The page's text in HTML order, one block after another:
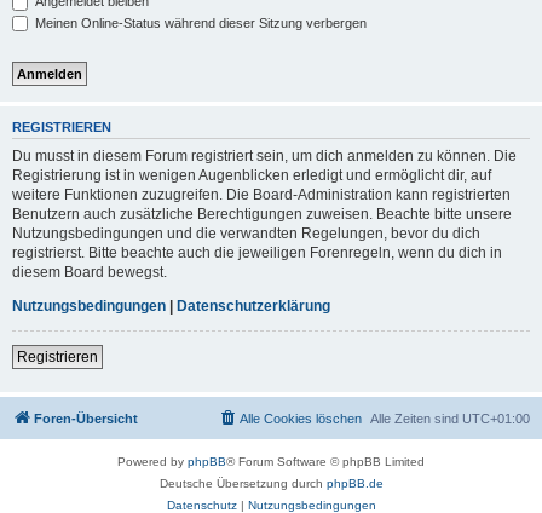
Meinen Online-Status während dieser Sitzung verbergen
REGISTRIEREN
Du musst in diesem Forum registriert sein, um dich anmelden zu können. Die
Registrierung ist in wenigen Augenblicken erledigt und ermöglicht dir, auf
weitere Funktionen zuzugreifen. Die Board-Administration kann registrierten
Benutzern auch zusätzliche Berechtigungen zuweisen. Beachte bitte unsere
Nutzungsbedingungen und die verwandten Regelungen, bevor du dich
registrierst. Bitte beachte auch die jeweiligen Forenregeln, wenn du dich in
diesem Board bewegst.
Nutzungsbedingungen | Datenschutzerklärung
Registrieren
Foren-Übersicht Alle Zeiten sind UTC+01:00
Alle Cookies löschen
Powered by phpBB® Forum Software © phpBB Limited
Deutsche Übersetzung durch phpBB.de
Datenschutz| Nutzungsbedingungen